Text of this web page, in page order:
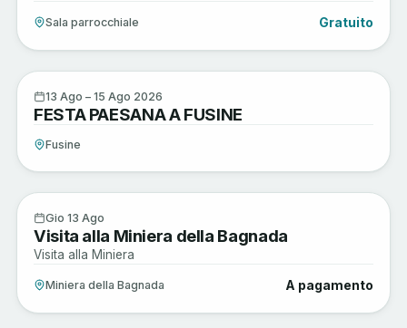
Sala parrocchiale Gratuito
Sagre e Tradizioni
13 Ago – 15 Ago 2026
FESTA PAESANA A FUSINE
Fusine
Sagre e Tradizioni
Gio 13 Ago
Visita alla Miniera della Bagnada
Visita alla Miniera
Miniera della Bagnada A pagamento